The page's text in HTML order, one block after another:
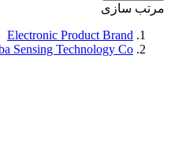
مرتب سازی
Electronic Product Brand
Sensing Technology Co